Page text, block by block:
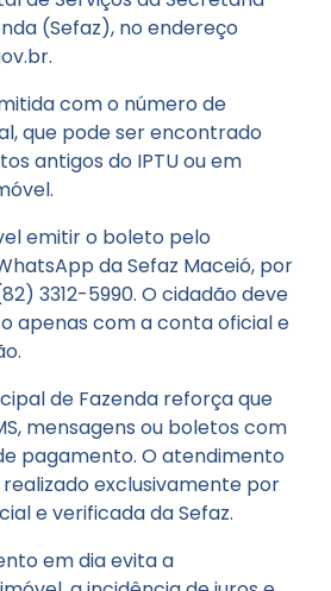
(Sefaz), no endereço
com o número de
que pode ser encontrado
antigos do IPTU ou em
emitir o boleto pelo
da Sefaz Maceió, por
3312-5990. O cidadão deve
apenas com a conta oficial e
de Fazenda reforça que
mensagens ou boletos com
pagamento. O atendimento
exclusivamente por
e verificada da Sefaz.
em dia evita a